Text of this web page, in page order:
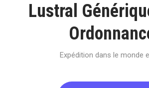
Lustral
Expédition dans le monde